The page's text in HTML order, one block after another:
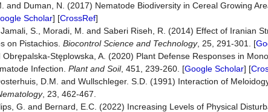
and Duman, N. (2017) Nematode Biodiversity in Cereal Growing
Scholar] [CrossRef]
S., Moradi, M. and Saberi Riseh, R. (2014) Effect of Iranian
on Pistachios. Biocontrol Science and Technology, 25, 291-301. [
Obrępalska-Stęplowska, A. (2020) Plant Defense Responses in
Infection. Plant and Soil, 451, 239-260. [Google Scholar] [
D.M. and Wullschleger. S.D. (1991) Interaction of
, 23, 462-467.
G. and Bernard, E.C. (2022) Increasing Levels of Physical